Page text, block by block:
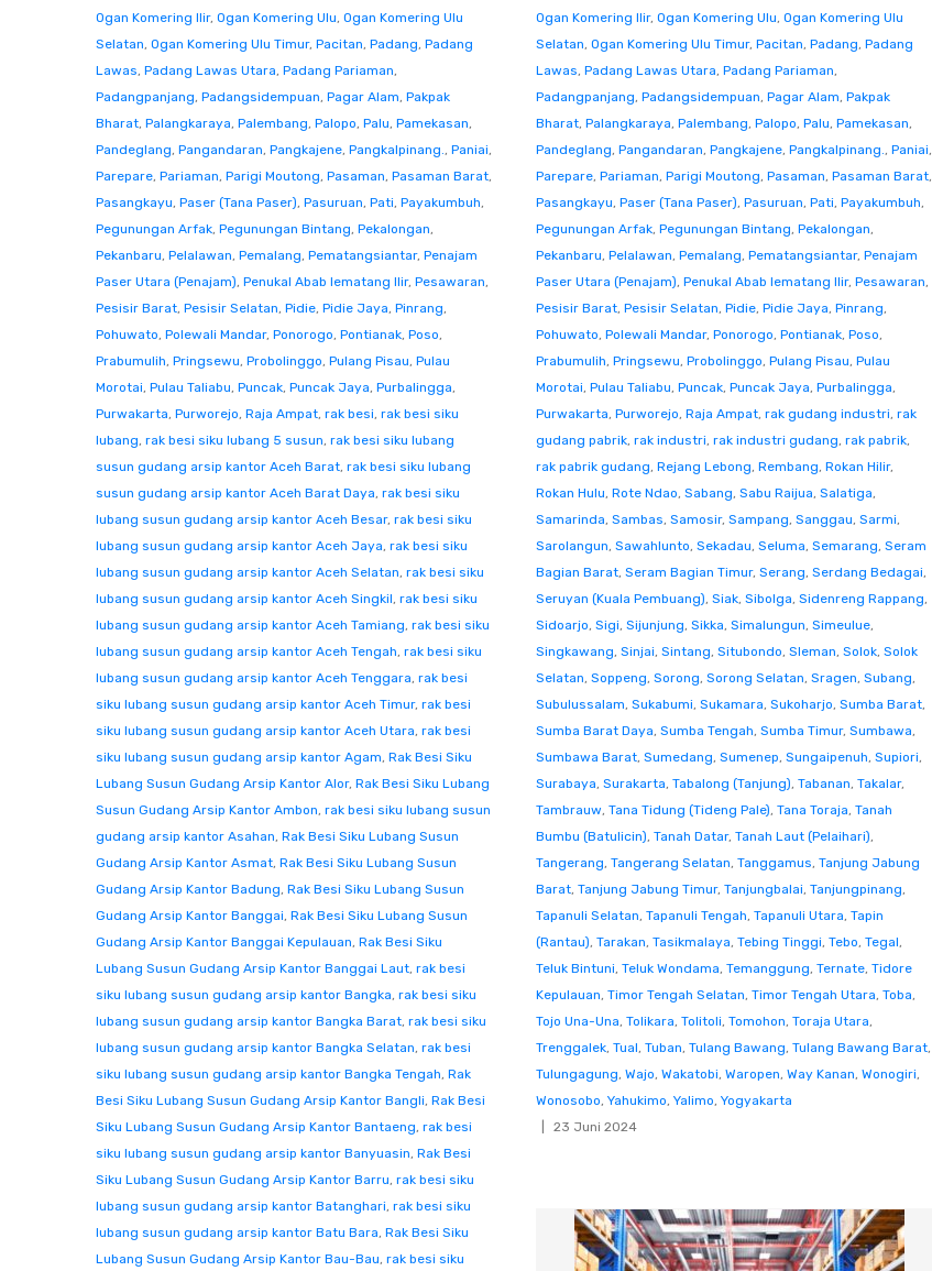
Ogan Komering Ilir, Ogan Komering Ulu, Ogan Komering Ulu
Selatan, Ogan Komering Ulu Timur, Pacitan, Padang, Padang
Lawas, Padang Lawas Utara, Padang Pariaman,
Padangpanjang, Padangsidempuan, Pagar Alam, Pakpak
Bharat, Palangkaraya, Palembang, Palopo, Palu, Pamekasan,
Pandeglang, Pangandaran, Pangkajene, Pangkalpinang., Paniai,
Parepare, Pariaman, Parigi Moutong, Pasaman, Pasaman Barat,
Pasangkayu, Paser (Tana Paser), Pasuruan, Pati, Payakumbuh,
Pegunungan Arfak, Pegunungan Bintang, Pekalongan,
Pekanbaru, Pelalawan, Pemalang, Pematangsiantar, Penajam
Paser Utara (Penajam), Penukal Abab lematang Ilir, Pesawaran,
Pesisir Barat, Pesisir Selatan, Pidie, Pidie Jaya, Pinrang,
Pohuwato, Polewali Mandar, Ponorogo, Pontianak, Poso,
Prabumulih, Pringsewu, Probolinggo, Pulang Pisau, Pulau
Morotai, Pulau Taliabu, Puncak, Puncak Jaya, Purbalingga,
Purwakarta, Purworejo, Raja Ampat, rak besi, rak besi siku
lubang, rak besi siku lubang 5 susun, rak besi siku lubang
susun gudang arsip kantor Aceh Barat, rak besi siku lubang
susun gudang arsip kantor Aceh Barat Daya, rak besi siku
lubang susun gudang arsip kantor Aceh Besar, rak besi siku
lubang susun gudang arsip kantor Aceh Jaya, rak besi siku
lubang susun gudang arsip kantor Aceh Selatan, rak besi siku
lubang susun gudang arsip kantor Aceh Singkil, rak besi siku
lubang susun gudang arsip kantor Aceh Tamiang, rak besi siku
lubang susun gudang arsip kantor Aceh Tengah, rak besi siku
lubang susun gudang arsip kantor Aceh Tenggara, rak besi
siku lubang susun gudang arsip kantor Aceh Timur, rak besi
siku lubang susun gudang arsip kantor Aceh Utara, rak besi
siku lubang susun gudang arsip kantor Agam, Rak Besi Siku
Lubang Susun Gudang Arsip Kantor Alor, Rak Besi Siku Lubang
Susun Gudang Arsip Kantor Ambon, rak besi siku lubang susun
gudang arsip kantor Asahan, Rak Besi Siku Lubang Susun
Gudang Arsip Kantor Asmat, Rak Besi Siku Lubang Susun
Gudang Arsip Kantor Badung, Rak Besi Siku Lubang Susun
Gudang Arsip Kantor Banggai, Rak Besi Siku Lubang Susun
Gudang Arsip Kantor Banggai Kepulauan, Rak Besi Siku
Lubang Susun Gudang Arsip Kantor Banggai Laut, rak besi
siku lubang susun gudang arsip kantor Bangka, rak besi siku
lubang susun gudang arsip kantor Bangka Barat, rak besi siku
lubang susun gudang arsip kantor Bangka Selatan, rak besi
siku lubang susun gudang arsip kantor Bangka Tengah, Rak
Besi Siku Lubang Susun Gudang Arsip Kantor Bangli, Rak Besi
Siku Lubang Susun Gudang Arsip Kantor Bantaeng, rak besi
siku lubang susun gudang arsip kantor Banyuasin, Rak Besi
Siku Lubang Susun Gudang Arsip Kantor Barru, rak besi siku
lubang susun gudang arsip kantor Batanghari, rak besi siku
lubang susun gudang arsip kantor Batu Bara, Rak Besi Siku
Lubang Susun Gudang Arsip Kantor Bau-Bau, rak besi siku
Ogan Komering Ilir, Ogan Komering Ulu, Ogan Komering Ulu
Selatan, Ogan Komering Ulu Timur, Pacitan, Padang, Padang
Lawas, Padang Lawas Utara, Padang Pariaman,
Padangpanjang, Padangsidempuan, Pagar Alam, Pakpak
Bharat, Palangkaraya, Palembang, Palopo, Palu, Pamekasan,
Pandeglang, Pangandaran, Pangkajene, Pangkalpinang., Paniai,
Parepare, Pariaman, Parigi Moutong, Pasaman, Pasaman Barat,
Pasangkayu, Paser (Tana Paser), Pasuruan, Pati, Payakumbuh,
Pegunungan Arfak, Pegunungan Bintang, Pekalongan,
Pekanbaru, Pelalawan, Pemalang, Pematangsiantar, Penajam
Paser Utara (Penajam), Penukal Abab lematang Ilir, Pesawaran,
Pesisir Barat, Pesisir Selatan, Pidie, Pidie Jaya, Pinrang,
Pohuwato, Polewali Mandar, Ponorogo, Pontianak, Poso,
Prabumulih, Pringsewu, Probolinggo, Pulang Pisau, Pulau
Morotai, Pulau Taliabu, Puncak, Puncak Jaya, Purbalingga,
Purwakarta, Purworejo, Raja Ampat, rak gudang industri, rak
gudang pabrik, rak industri, rak industri gudang, rak pabrik,
rak pabrik gudang, Rejang Lebong, Rembang, Rokan Hilir,
Rokan Hulu, Rote Ndao, Sabang, Sabu Raijua, Salatiga,
Samarinda, Sambas, Samosir, Sampang, Sanggau, Sarmi,
Sarolangun, Sawahlunto, Sekadau, Seluma, Semarang, Seram
Bagian Barat, Seram Bagian Timur, Serang, Serdang Bedagai,
Seruyan (Kuala Pembuang), Siak, Sibolga, Sidenreng Rappang,
Sidoarjo, Sigi, Sijunjung, Sikka, Simalungun, Simeulue,
Singkawang, Sinjai, Sintang, Situbondo, Sleman, Solok, Solok
Selatan, Soppeng, Sorong, Sorong Selatan, Sragen, Subang,
Subulussalam, Sukabumi, Sukamara, Sukoharjo, Sumba Barat,
Sumba Barat Daya, Sumba Tengah, Sumba Timur, Sumbawa,
Sumbawa Barat, Sumedang, Sumenep, Sungaipenuh, Supiori,
Surabaya, Surakarta, Tabalong (Tanjung), Tabanan, Takalar,
Tambrauw, Tana Tidung (Tideng Pale), Tana Toraja, Tanah
Bumbu (Batulicin), Tanah Datar, Tanah Laut (Pelaihari),
Tangerang, Tangerang Selatan, Tanggamus, Tanjung Jabung
Barat, Tanjung Jabung Timur, Tanjungbalai, Tanjungpinang,
Tapanuli Selatan, Tapanuli Tengah, Tapanuli Utara, Tapin
(Rantau), Tarakan, Tasikmalaya, Tebing Tinggi, Tebo, Tegal,
Teluk Bintuni, Teluk Wondama, Temanggung, Ternate, Tidore
Kepulauan, Timor Tengah Selatan, Timor Tengah Utara, Toba,
Tojo Una-Una, Tolikara, Tolitoli, Tomohon, Toraja Utara,
Trenggalek, Tual, Tuban, Tulang Bawang, Tulang Bawang Barat,
Tulungagung, Wajo, Wakatobi, Waropen, Way Kanan, Wonogiri,
Wonosobo, Yahukimo, Yalimo, Yogyakarta
23 Juni 2024